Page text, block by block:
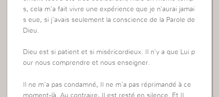
s, cela m’a fait vivre une expérience que je n’aurai jamai
s eue, si j’avais seulement la conscience de la Parole de
Dieu.
Dieu est si patient et si miséricordieux. Il n’y a que Lui p
our nous comprendre et nous enseigner.
Il ne m’a pas condamné, Il ne m’a pas réprimandé à ce
moment-là. Au contraire, Il est resté en silence. Et Il